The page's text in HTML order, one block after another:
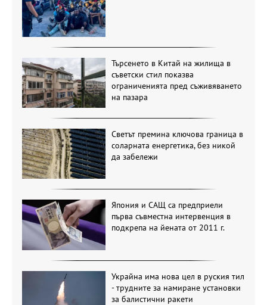
Търсенето в Китай на жилища в
съветски стил показва
ограниченията пред съживяването
на пазара
Светът премина ключова граница в
соларната енергетика, без никой
да забележи
Япония и САЩ са предприели
първа съвместна интервенция в
подкрепа на йената от 2011 г.
Украйна има нова цел в руския тил
- трудните за намиране установки
за балистични ракети